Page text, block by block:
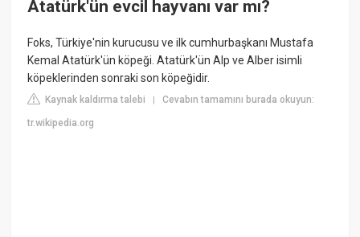
Atatürk'ün evcil hayvanı var mı?
Foks, Türkiye'nin kurucusu ve ilk cumhurbaşkanı Mustafa
Kemal Atatürk'ün köpeği. Atatürk'ün Alp ve Alber isimli
köpeklerinden sonraki son köpeğidir.
Kaynak kaldırma talebi |Cevabın tamamını burada okuyun:
tr.wikipedia.org